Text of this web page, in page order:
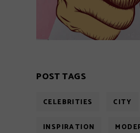
POST TAGS
CELEBRITIES CITY
INSPIRATION